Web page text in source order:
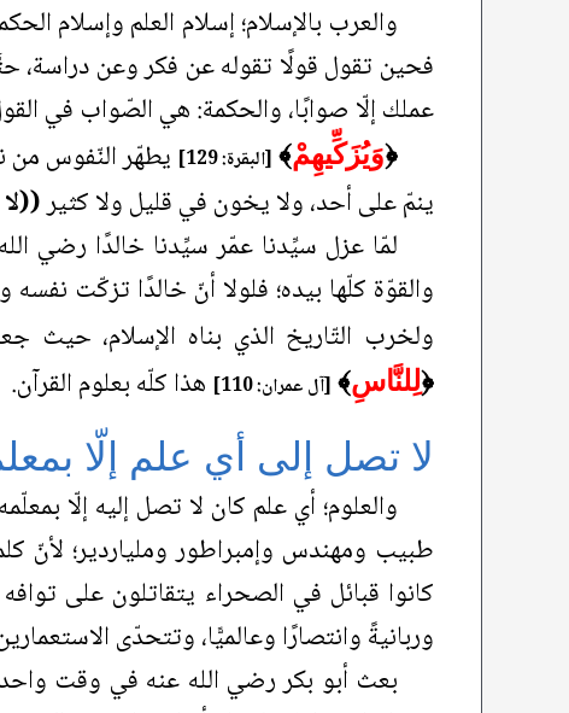
والعرب بالإسلام؛ إسلام العلم وإسلام
فحين تقول قولًا تقوله عن فكر وعن دراسة،
عملك إلّا صوابًا، والحكمة: هي الصّواب في
﴿وَيُزَكِّيهِمْ﴾ [البقرة: 129]
يطهّر النّفوس من
ينمّ على أحد، ولا يخون في قليل ولا كثير
لمّا عزل سيِّدنا عمّر سيِّدنا خالدًا رضي
والقوّة كلّها بيده؛ فلولا أنّ خالدًا تزكّت
ولخرب التّاريخ الذي بناه الإسلام، حيث
﴿لِلنَّاسِ﴾ [آل عمران: 110] هذا كلّه بعلوم القرآن.
لا تصل إلى أي علم إلّا
والعلوم؛ أي علم كان لا تصل إليه إلّا
طبيب ومهندس وإمبراطور وملياردير؛ لأنّ
كانوا قبائل في الصحراء يتقاتلون على
وربانيةً وانتصارًا وعالميًّا، وتتحدّى
بعث أبو بكر رضي الله عنه في وقت واحد